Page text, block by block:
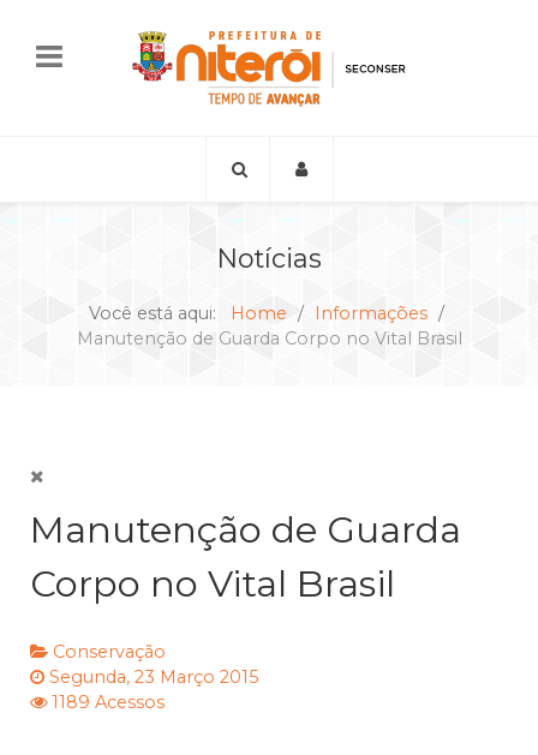
Notícias
Você está aqui: Home
Informações
Manutenção de Guarda Corpo no Vital Brasil
Manutenção de Guarda
Corpo no Vital Brasil
Conservação
Segunda, 23 Março 2015
1189 Acessos